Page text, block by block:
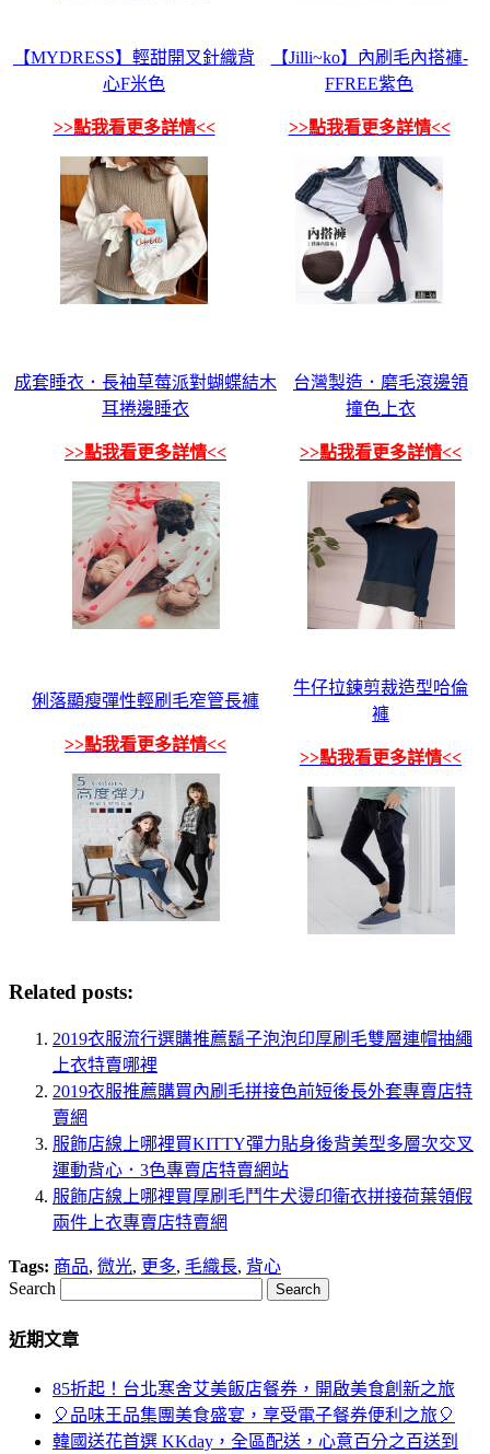
【MYDRESS】輕甜開叉針織背
心F米色
>>點我看更多詳情<<
【Jilli~ko】內刷毛內搭褲-
FFREE紫色
>>點我看更多詳情<<
成套睡衣．長袖草莓派對蝴蝶結木
耳捲邊睡衣
>>點我看更多詳情<<
台灣製造．磨毛滾邊領
撞色上衣
>>點我看更多詳情<<
俐落顯瘦彈性輕刷毛窄管長褲
>>點我看更多詳情<<
牛仔拉鍊剪裁造型哈倫
褲
>>點我看更多詳情<<
Related posts:
2019衣服流行選購推薦鬍子泡泡印厚刷毛雙層連帽抽繩
上衣特賣哪裡
2019衣服推薦購買內刷毛拼接色前短後長外套專賣店特
賣網
服飾店線上哪裡買KITTY彈力貼身後背美型多層次交叉
運動背心．3色專賣店特賣網站
服飾店線上哪裡買厚刷毛鬥牛犬燙印衛衣拼接荷葉領假
兩件上衣專賣店特賣網
Tags: 商品, 微光, 更多, 毛織長, 背心
Search
近期文章
85折起！台北寒舍艾美飯店餐券，開啟美食創新之旅
🎈品味王品集團美食盛宴，享受電子餐券便利之旅🎈
韓國送花首選 KKday，全區配送，心意百分之百送到